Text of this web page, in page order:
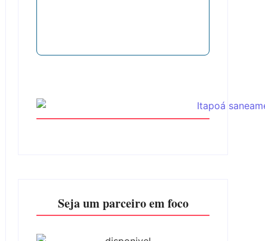
Seja um parceiro em foco